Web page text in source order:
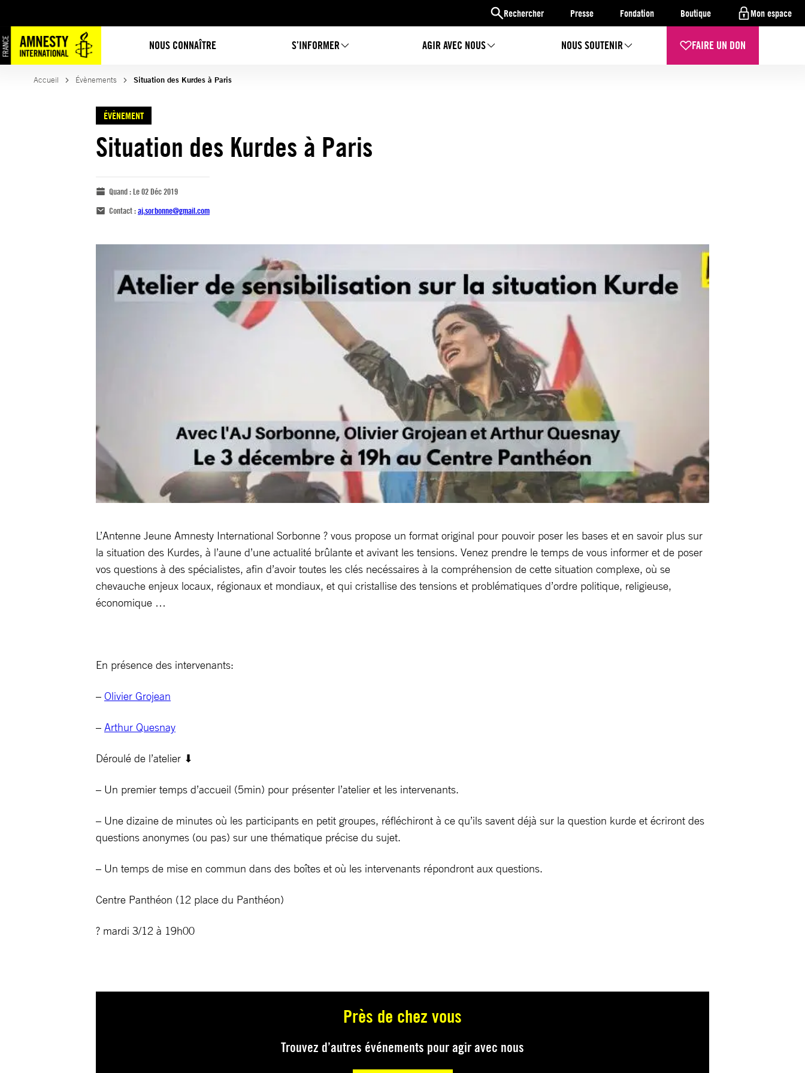
Rechercher Presse Fondation Boutique Mon espace
NOUS CONNAÎTRE S’INFORMER AGIR AVEC NOUS NOUS SOUTENIR FAIRE UN DON
Accueil Évènements Situation des Kurdes à Paris
ÉVÈNEMENT
Situation des Kurdes à Paris
Quand :Le 02 Déc 2019
Contact :aj.sorbonne@gmail.com
L’Antenne Jeune Amnesty International Sorbonne ? vous propose un format original pour pouvoir poser les bases et en savoir plus sur
la situation des Kurdes, à l’aune d’une actualité brûlante et avivant les tensions. Venez prendre le temps de vous informer et de poser
vos questions à des spécialistes, afin d’avoir toutes les clés necéssaires à la compréhension de cette situation complexe, où se
chevauche enjeux locaux, régionaux et mondiaux, et qui cristallise des tensions et problématiques d’ordre politique, religieuse,
économique …
En présence des intervenants:
– Olivier Grojean
– Arthur Quesnay
Déroulé de l’atelier ⬇
– Un premier temps d’accueil (5min) pour présenter l’atelier et les intervenants.
– Une dizaine de minutes où les participants en petit groupes, réfléchiront à ce qu’ils savent déjà sur la question kurde et écriront des
questions anonymes (ou pas) sur une thématique précise du sujet.
– Un temps de mise en commun dans des boîtes et où les intervenants répondront aux questions.
Centre Panthéon (12 place du Panthéon)
? mardi 3/12 à 19h00
Près de chez vous
Trouvez d’autres événements pour agir avec nous